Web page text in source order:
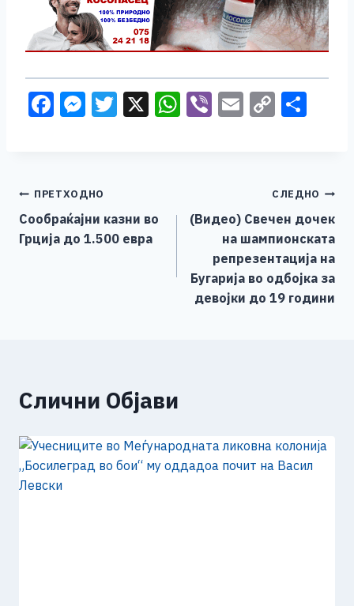
F
b
o
o
M
n
g
T X W
A
p
Vi E C
Li
n
k
Навигација
на
ПРЕТХОДНО
Сообраќајни казни во
Грција до 1.500 евра
СЛЕДНО
(Видео) Свечен дочек
на шампионската
репрезентација на
Бугарија во одбојка за
девојки до 19 години
Слични Објави